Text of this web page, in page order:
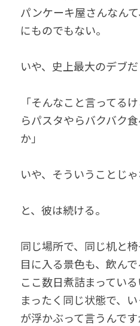
パンケーキ屋さんなん
にものでもない。
いや、史上最大のデブ
「そんなこと言ってる
らパスタやらバクバク
か」
いや、そういうことじ
と、彼は続ける。
同じ場所で、同じ机と椅
目に入る景色も、飲ん
ここ数日煮詰まっている
まったく同じ状態で、
が浮かぶって言うんです